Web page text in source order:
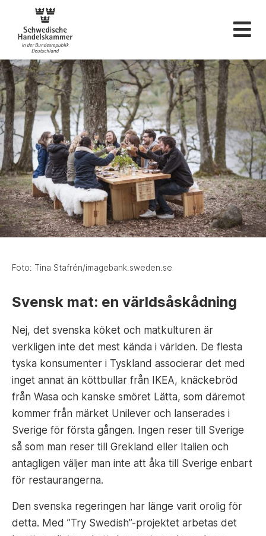
Svenska
Foto: Tina Stafrén/imagebank.sweden.se
Svensk mat: en världsåskådning
Nej, det svenska köket och matkulturen är
verkligen inte det mest kända i världen. De flesta
tyska konsumenter i Tyskland associerar det med
inget annat än köttbullar från IKEA, knäckebröd
från Wasa och kanske smöret Lätta, som däremot
kommer från märket Unilever och lanserades i
Sverige för första gången. Ingen reser till Sverige
så som man reser till Grekland eller Italien och
antagligen väljer man inte att åka till Sverige enbart
för restaurangerna.
Den svenska regeringen har länge varit orolig för
detta. Med ”Try Swedish”-projektet arbetas det